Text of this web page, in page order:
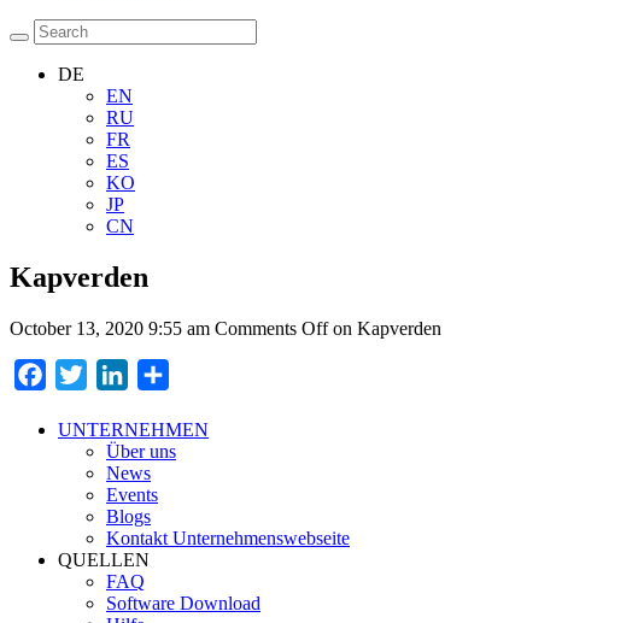
DE
EN
RU
FR
ES
KO
JP
CN
Kapverden
October 13, 2020 9:55 am Comments Offon Kapverden
Facebook
Twitter LinkedIn
UNTERNEHMEN
Über uns
News
Events
Blogs
Kontakt Unternehmenswebseite
QUELLEN
FAQ
Software Download